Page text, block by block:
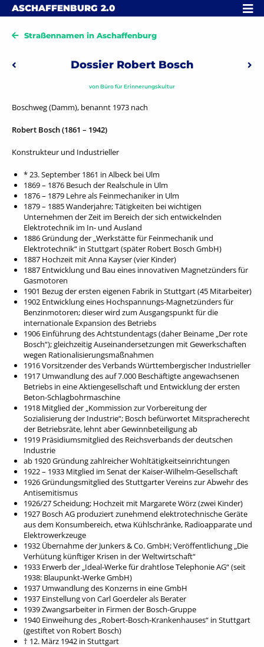
Skip to content
ASCHAFFENBURG 2.0 MENÜ
Straßennamen in Aschaffenburg
Beitragsnavigation
Vorheriger: Dossier Friedrich von Bodelschwingh
Dossier Robert Bosch
vonBüro für Erinnerungskultur
Boschweg (Damm), benannt 1973 nach
Robert Bosch (1861 – 1942)
Konstrukteur und Industrieller
* 23. September 1861 in Albeck bei Ulm
1869 – 1876 Besuch der Realschule in Ulm
1876 – 1879 Lehre als Feinmechaniker in Ulm
1879 – 1885 Wanderjahre; Tätigkeiten bei wichtigen
Unternehmen der Zeit im Bereich der sich entwickelnden
Elektrotechnik im In- und Ausland
1886 Gründung der „Werkstätte für Feinmechanik und
Elektrotechnik“ in Stuttgart (später Robert Bosch GmbH)
1887 Hochzeit mit Anna Kayser (vier Kinder)
1887 Entwicklung und Bau eines innovativen Magnetzünders für
Gasmotoren
1901 Bezug der ersten eigenen Fabrik in Stuttgart (45 Mitarbeiter)
1902 Entwicklung eines Hochspannungs-Magnetzünders für
Benzinmotoren; dieser wird zum Ausgangspunkt für die
internationale Expansion des Betriebs
1906 Einführung des Achtstundentags (daher Beiname „Der rote
Bosch“); gleichzeitig Auseinandersetzungen mit Gewerkschaften
wegen Rationalisierungsmaßnahmen
1916 Vorsitzender des Verbands Württembergischer Industrieller
1917 Umwandlung des auf 7.000 Beschäftigte angewachsenen
Betriebs in eine Aktiengesellschaft und Entwicklung der ersten
Beton-Schlagbohrmaschine
1918 Mitglied der „Kommission zur Vorbereitung der
Sozialisierung der Industrie“; Bosch befürwortet Mitspracherecht
der Betriebsräte, lehnt aber Gewinnbeteiligung ab
1919 Präsidiumsmitglied des Reichsverbands der deutschen
Industrie
ab 1920 Gründung zahlreicher Wohltätigkeitseinrichtungen
1922 – 1933 Mitglied im Senat der Kaiser-Wilhelm-Gesellschaft
1926 Gründungsmitglied des Stuttgarter Vereins zur Abwehr des
Antisemitismus
1926/27 Scheidung; Hochzeit mit Margarete Wörz (zwei Kinder)
1927 Bosch AG produziert zunehmend elektrotechnische Geräte
aus dem Konsumbereich, etwa Kühlschränke, Radioapparate und
Elektrowerkzeuge
1932 Übernahme der Junkers & Co. GmbH; Veröffentlichung „Die
Verhütung künftiger Krisen in der Weltwirtschaft“
1933 Erwerb der „Ideal-Werke für drahtlose Telephonie AG“ (seit
1938: Blaupunkt-Werke GmbH)
1937 Umwandlung des Konzerns in eine GmbH
1937 Einstellung von Carl Goerdeler als Berater
1939 Zwangsarbeiter in Firmen der Bosch-Gruppe
1940 Einweihung des „Robert-Bosch-Krankenhauses“ in Stuttgart
(gestiftet von Robert Bosch)
† 12. März 1942 in Stuttgart